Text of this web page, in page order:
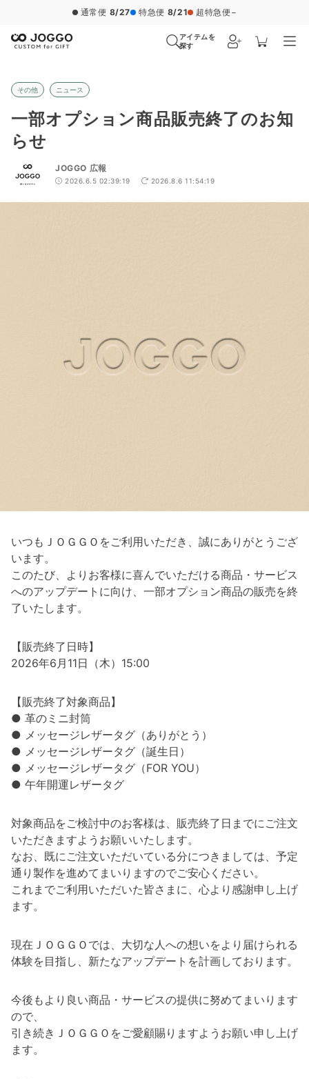
通常便 8/27 特急便 8/21 超特急便 −
アイテムを
探す
その他 ニュース
一部オプション商品販売終了のお知
らせ
JOGGO 広報
2026.6.5 02:39:19 2026.8.6 11:54:19
いつもＪＯＧＧＯをご利用いただき、誠にありがとうござ
います。
このたび、よりお客様に喜んでいただける商品・サービス
へのアップデートに向け、一部オプション商品の販売を終
了いたします。
【販売終了日時】
2026年6月11日（木）15:00
【販売終了対象商品】
● 革のミニ封筒
● メッセージレザータグ（ありがとう）
● メッセージレザータグ（誕生日）
● メッセージレザータグ（FOR YOU）
● 午年開運レザータグ
対象商品をご検討中のお客様は、販売終了日までにご注文
いただきますようお願いいたします。
なお、既にご注文いただいている分につきましては、予定
通り製作を進めてまいりますのでご安心ください。
これまでご利用いただいた皆さまに、心より感謝申し上げ
ます。
現在ＪＯＧＧＯでは、大切な人への想いをより届けられる
体験を目指し、新たなアップデートを計画しております。
今後もより良い商品・サービスの提供に努めてまいります
ので、
引き続きＪＯＧＧＯをご愛顧賜りますようお願い申し上げ
ます。